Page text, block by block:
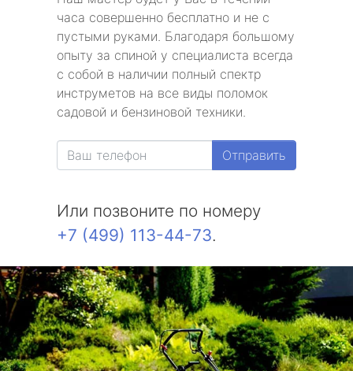
часа совершенно бесплатно и не с
пустыми руками. Благодаря большому
опыту за спиной у специалиста всегда
с собой в наличии полный спектр
инструметов на все виды поломок
садовой и бензиновой техники.
Отправить
Или позвоните по номеру
+7 (499) 113-44-73.